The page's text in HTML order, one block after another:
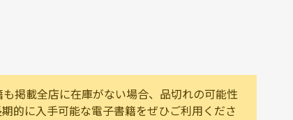
掲載全店に在庫がない場合、品切れの可能性
的に入手可能な電子書籍をぜひご利用くださ